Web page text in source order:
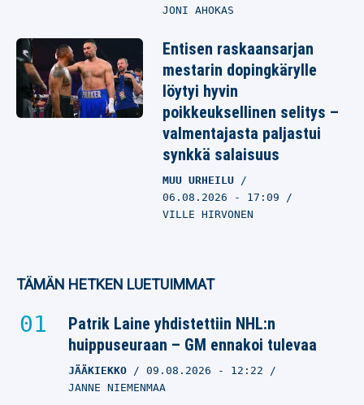
JONI AHOKAS
Entisen raskaansarjan
mestarin dopingkärylle
löytyi hyvin
poikkeuksellinen selitys –
valmentajasta paljastui
synkkä salaisuus
MUU URHEILU
06.08.2026 - 17:09
VILLE HIRVONEN
TÄMÄN HETKEN LUETUIMMAT
Patrik Laine yhdistettiin NHL:n
huippuseuraan – GM ennakoi tulevaa
JÄÄKIEKKO 09.08.2026 - 12:22
JANNE NIEMENMAA